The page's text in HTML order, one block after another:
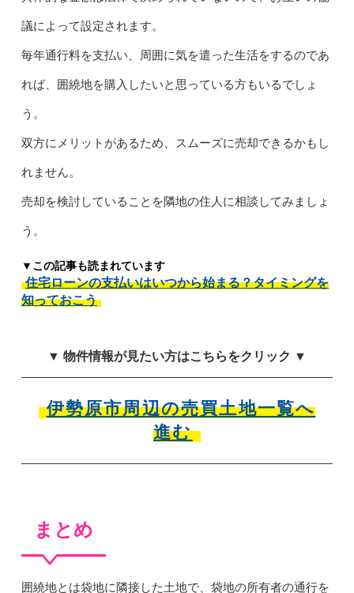
議によって設定されます。
毎年通行料を支払い、周囲に気を遣った生活をするのであ
れば、囲繞地を購入したいと思っている方もいるでしょ
う。
双方にメリットがあるため、スムーズに売却できるかもし
れません。
売却を検討していることを隣地の住人に相談してみましょ
う。
▼この記事も読まれています
住宅ローンの支払いはいつから始まる？タイミングを
知っておこう
▼ 物件情報が見たい方はこちらをクリック ▼
伊勢原市周辺の売買土地一覧へ
進む
まとめ
囲繞地とは袋地に隣接した土地で、袋地の所有者の通行を